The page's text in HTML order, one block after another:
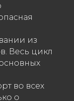
из
Весь цикл
во всех
о